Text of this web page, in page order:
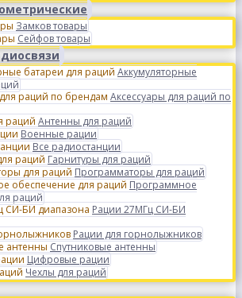
Замков товары
Сейфов товары
Аккумуляторные
Аксессуары для раций по
Антенны для раций
Военные рации
Все радиостанции
Гарнитуры для раций
Программаторы для раций
Программное
раций
Рации 27МГц СИ-БИ
Рации для горнолыжников
Спутниковые антенны
Цифровые рации
Чехлы для раций